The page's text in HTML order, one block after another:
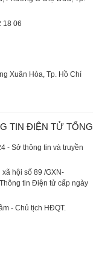
18 06
Xuân Hòa, Tp. Hồ Chí
TIN ĐIỆN TỬ TỔNG
- Sở thông tin và truyền
hội số 89 /GXN-
tin Điện tử cấp ngày
- Chủ tịch HĐQT.